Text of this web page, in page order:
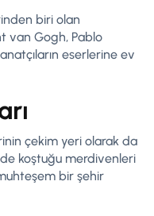
biri olan
van Gogh, Pablo
eserlerine ev
çekim yeri olarak da
koştuğu merdivenleri
bir şehir